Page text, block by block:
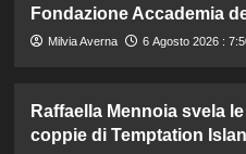
Fondazione Accademia
Milvia Averna 6 Agosto 2026 :
Raffaella Mennoia svela
coppie di Temptation